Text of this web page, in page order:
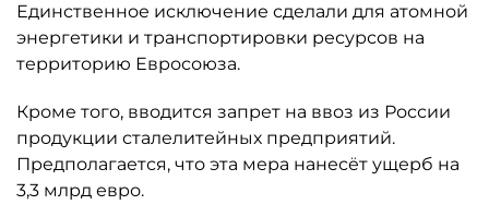
Единственное исключение сделали для атомной
энергетики и транспортировки ресурсов на
территорию Евросоюза.
Кроме того, вводится запрет на ввоз из России
продукции сталелитейных предприятий.
Предполагается, что эта мера нанесёт ущерб на
3,3 млрд евро.